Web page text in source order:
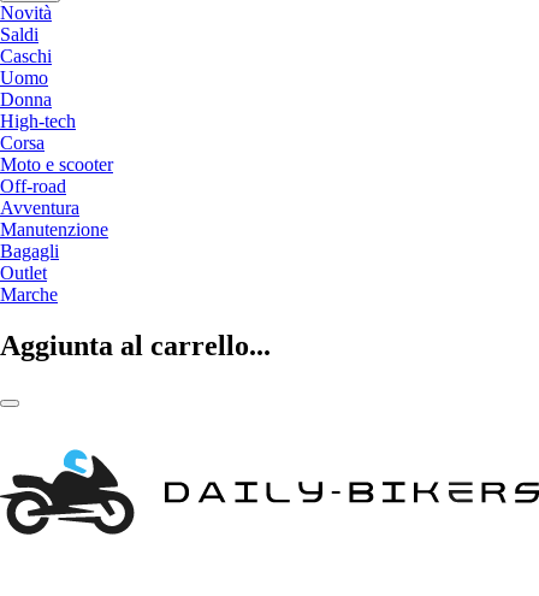
Novità
Saldi
Caschi
Uomo
Donna
High-tech
Corsa
Moto e scooter
Off-road
Avventura
Manutenzione
Bagagli
Outlet
Marche
Aggiunta al carrello...